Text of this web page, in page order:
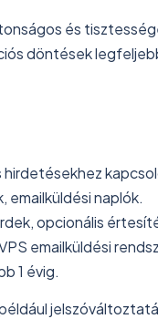
és
döntések
emailküldési naplók.
opcionális
emailküldési
1 évig.